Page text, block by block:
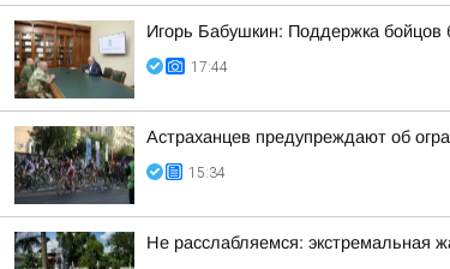
Игорь Бабушкин: Поддержка бойцов
17:44
Астраханцев предупреждают об
15:34
Не расслабляемся: экстремальная